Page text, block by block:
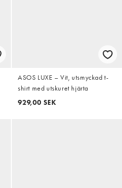
ASOS LUXE – Vit, utsmyckad t-
shirt med utskuret hjärta
929,00 SEK